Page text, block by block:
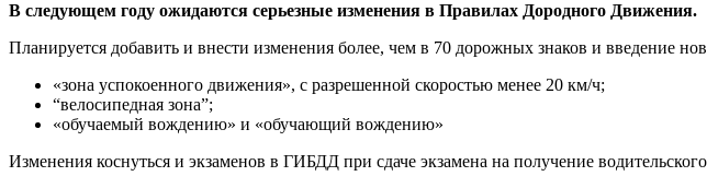
В следующем году ожидаются серьезные изменения в Правилах Дородного Движения.
Планируется добавить и внести изменения более, чем в 70 дорожных знаков и введение
«зона успокоенного движения», с разрешенной скоростью менее 20 км/ч;
“велосипедная зона”;
«обучаемый вождению» и «обучающий вождению»
Изменения коснуться и экзаменов в ГИБДД при сдаче экзамена на получение